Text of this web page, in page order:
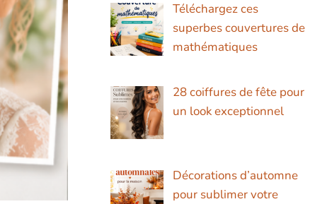
Téléchargez ces
superbes couvertures de
mathématiques
28 coiffures de fête pour
un look exceptionnel
Décorations d’automne
pour sublimer votre